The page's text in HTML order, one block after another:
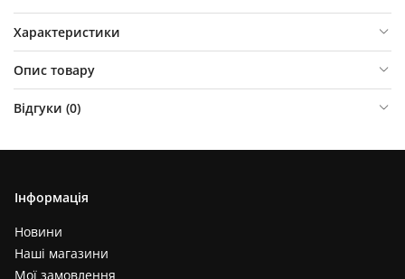
Характеристики
Опис товару
Відгуки (0)
Інформація
Новини
Наші магазини
Мої замовлення